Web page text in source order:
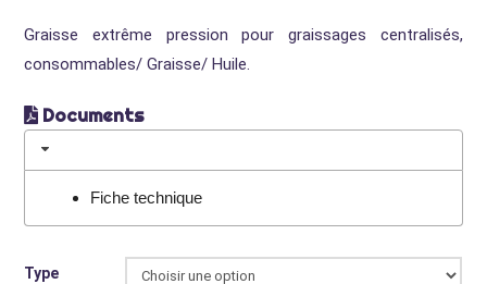
Graisse extrême pression pour graissages centralisés,
consommables/ Graisse/ Huile.
Documents
Fiche technique
Type